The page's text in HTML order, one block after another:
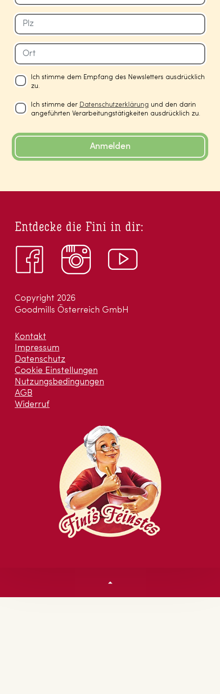
Ich stimme dem Empfang des Newsletters ausdrücklich
zu.
Ich stimme der Datenschutzerklärung und den darin
angeführten Verarbeitungstätigkeiten ausdrücklich zu.
Anmelden
Copyright 2026
Goodmills Österreich GmbH
Kontakt
Impressum
Datenschutz
Cookie Einstellungen
Nutzungsbedingungen
AGB
Widerruf
Entdecke die Fini in dir: